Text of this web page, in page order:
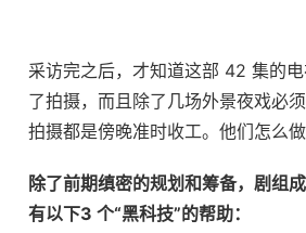
采访完之后，才知道这部 42 集的
了拍摄，而且除了几场外景夜戏必
拍摄都是傍晚准时收工。他们怎么做
除了前期缜密的规划和筹备，剧组
有以下3 个“黑科技”的帮助：